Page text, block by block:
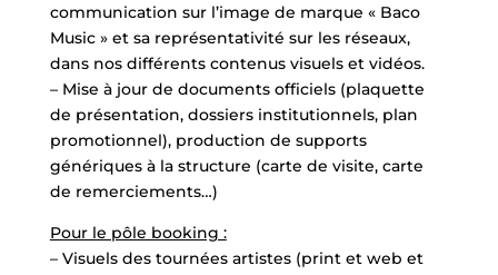
communication sur l’image de marque « Baco
Music » et sa représentativité sur les réseaux,
dans nos différents contenus visuels et vidéos.
– Mise à jour de documents officiels (plaquette
de présentation, dossiers institutionnels, plan
promotionnel), production de supports
génériques à la structure (carte de visite, carte
de remerciements…)
Pour le pôle booking :
– Visuels des tournées artistes (print et web et